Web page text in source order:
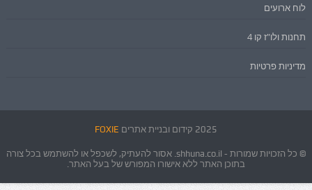
לוח ארועים
תחנות ולו"ז קו 4
מדיניות פרטיות
2025 קידום ובניית אתרים FOXIE
© כל הזכויות שמורות - shhuna.co.il. אסור להעתיק, לשכפל או להשתמש בכל צורה
בתוכן האתר ללא אישורו המפורש של בעל האתר.